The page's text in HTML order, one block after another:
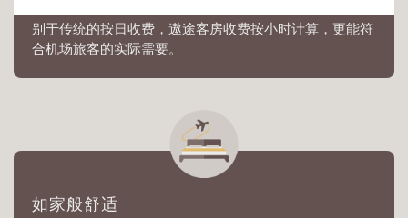
别于传统的按日收费，遨途客房收费按小时计算，更能符
合机场旅客的实际需要。
如家般舒适